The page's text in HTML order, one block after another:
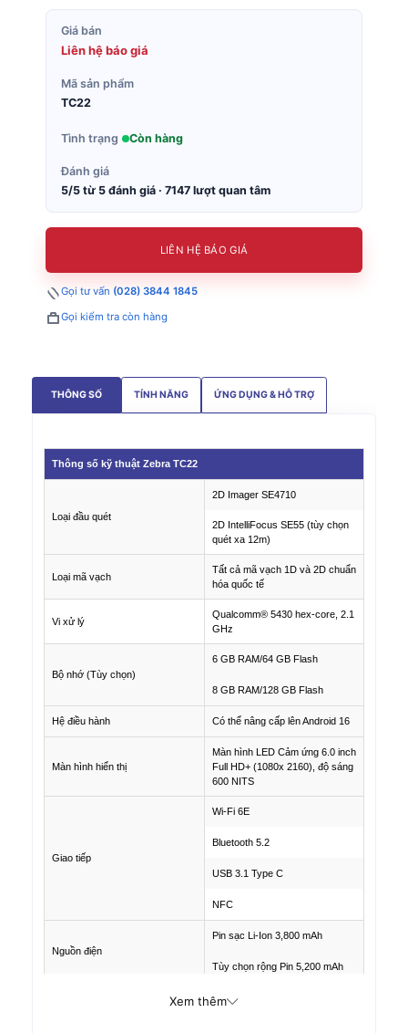
Giá bán
Liên hệ báo giá
Mã sản phẩm
TC22
Tình trạng Còn hàng
Đánh giá
5/5 từ 5 đánh giá · 7147 lượt quan tâm
LIÊN HỆ BÁO GIÁ
Gọi tư vấn (028) 3844 1845
Gọi kiểm tra còn hàng
THÔNG SỐ TÍNH NĂNG ỨNG DỤNG & HỖ TRỢ
Thông số kỹ thuật Zebra TC22
Loại đầu quét
2D Imager SE4710
2D IntelliFocus SE55 (tùy chọn
quét xa 12m)
Loại mã vạch
Tất cả mã vạch 1D và 2D chuẩn
hóa quốc tế
Vi xử lý
Qualcomm® 5430 hex-core, 2.1
GHz
Bộ nhớ (Tùy chọn)
6 GB RAM/64 GB Flash
8 GB RAM/128 GB Flash
Hệ điều hành Có thể nâng cấp lên Android 16
Màn hình hiển thị
Màn hình LED Cảm ứng 6.0 inch
Full HD+ (1080x 2160), độ sáng
600 NITS
Giao tiếp
Wi-Fi 6E
Bluetooth 5.2
USB 3.1 Type C
NFC
Nguồn điện
Pin sạc Li-Ion 3,800 mAh
Tùy chọn rộng Pin 5,200 mAh
Camera sau: 16 MP Autofocus
Xem thêm